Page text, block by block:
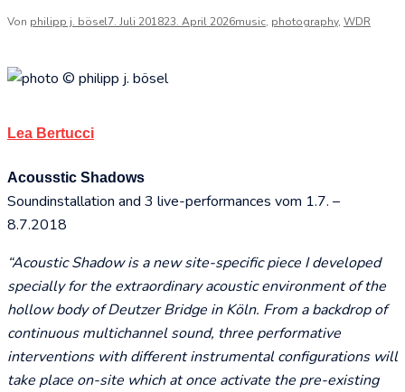
Von philipp j. bösel7. Juli 201823. April 2026music, photography, WDR
Lea Bertucci
Acousstic Shadows
Soundinstallation and 3 live-performances vom 1.7. –
8.7.2018
“Acoustic Shadow is a new site-specific piece I developed
specially for the extraordinary acoustic environment of the
hollow body of Deutzer Bridge in Köln. From a backdrop of
continuous multichannel sound, three performative
interventions with different instrumental configurations will
take place on-site which at once activate the pre-existing